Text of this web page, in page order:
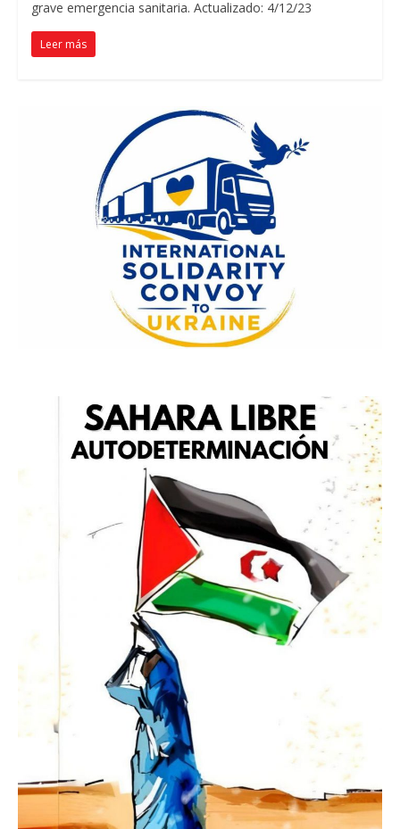
grave emergencia sanitaria. Actualizado: 4/12/23
Leer más